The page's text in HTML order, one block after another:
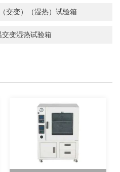
交变）（湿热）试验箱
交变湿热试验箱